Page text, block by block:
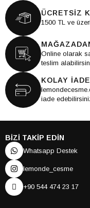
ÜCRETSİZ
1500 TL ve
Online olarak
teslim
KOLAY İADE
iade
BİZİ TAKİP EDİN
Whatsapp Destek
lemonde_cesme
+90 544 474 23 17